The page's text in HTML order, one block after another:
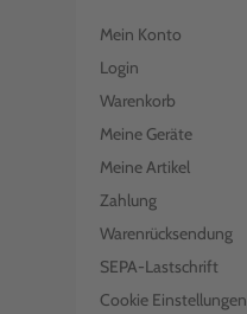
Mein Konto
Login
Warenkorb
Meine Geräte
Meine Artikel
Zahlung
Warenrücksendung
SEPA-Lastschrift
Cookie Einstellungen